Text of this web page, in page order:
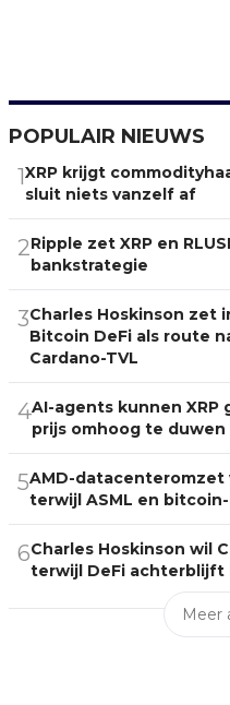
POPULAIR NIEUWS
1XRP krijgt
sluit niets vanzelf af
2Ripple zet XRP en
bankstrategie
3Charles Hoskinson zet
Bitcoin DeFi als route
Cardano-TVL
4AI-agents kunnen XRP
prijs omhoog te duwen
5AMD-datacenteromzet
terwijl ASML en
6Charles Hoskinson wil
terwijl DeFi achterblijft
Meer